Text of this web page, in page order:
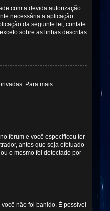
com a devida autorização
necessária a aplicação
da seguinte lei, contate
sobre as linhas descritas
Para mais
fórum e você especificou ter
antes que seja efetuado
o mesmo foi detectado por
não foi banido. É possível